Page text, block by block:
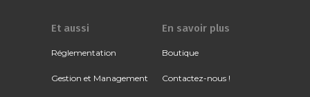
Et aussi
Réglementation
Gestion et Management
En savoir plus
Boutique
Contactez-nous !